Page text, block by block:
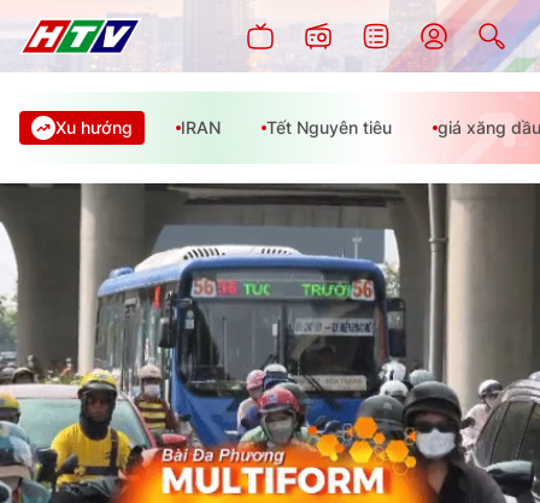
Xu hướng IRAN Tết Nguyên tiêu giá xăng dầu